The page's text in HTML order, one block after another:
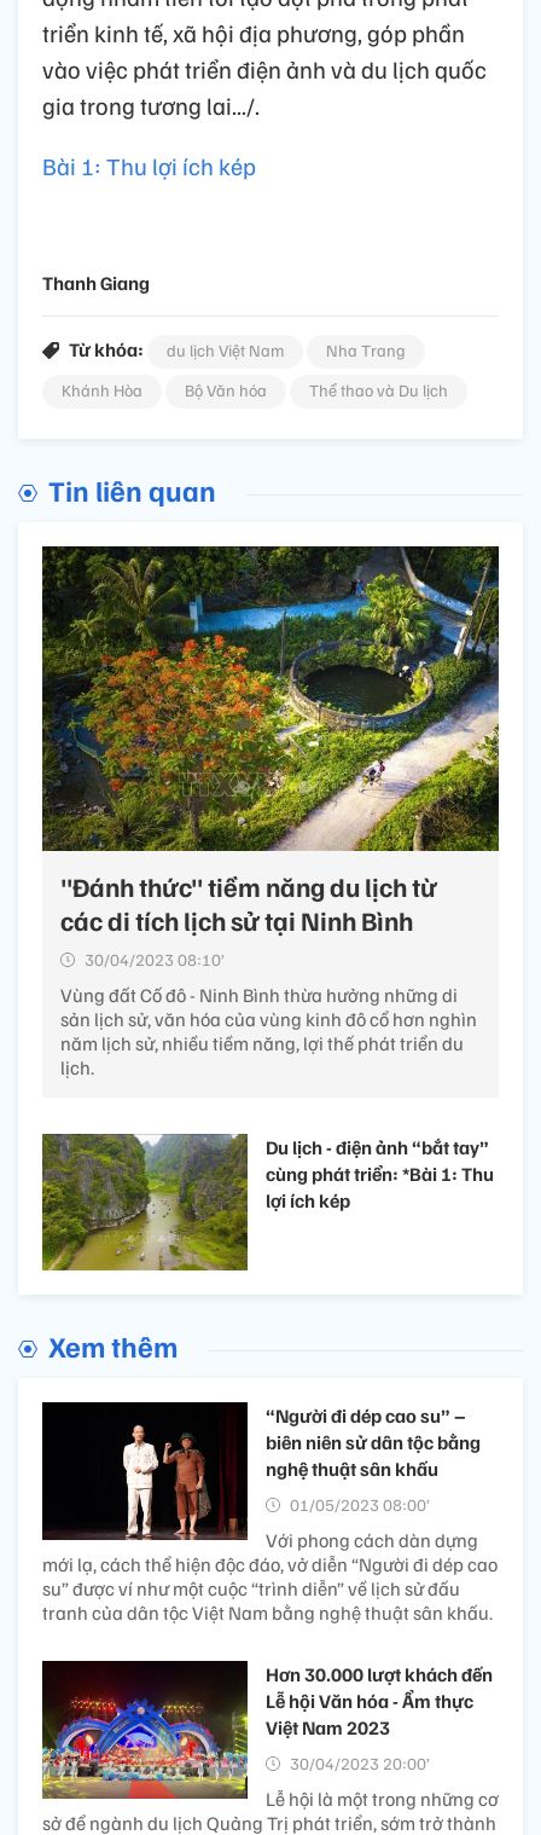
triển kinh tế, xã hội địa phương, góp phần
vào việc phát triển điện ảnh và du lịch quốc
gia trong tương lai.../.
Bài 1: Thu lợi ích kép
Thanh Giang
Từ khóa: du lịch Việt Nam
Nha Trang
Khánh Hòa
Bộ Văn hóa Thể thao và Du lịch
Tin liên quan
"Đánh thức" tiềm năng du lịch từ
các di tích lịch sử tại Ninh Bình
30/04/2023 08:10’
Vùng đất Cố đô - Ninh Bình thừa hưởng những di
sản lịch sử, văn hóa của vùng kinh đô cổ hơn nghìn
năm lịch sử, nhiều tiềm năng, lợi thế phát triển du
lịch.
Du lịch - điện ảnh “bắt tay”
cùng phát triển: *Bài 1: Thu
lợi ích kép
Xem thêm
“Người đi dép cao su” –
biên niên sử dân tộc bằng
nghệ thuật sân khấu
01/05/2023 08:00’
Với phong cách dàn dựng
mới lạ, cách thể hiện độc đáo, vở diễn “Người đi dép cao
su” được ví như một cuộc “trình diễn” về lịch sử đấu
tranh của dân tộc Việt Nam bằng nghệ thuật sân khấu.
Hơn 30.000 lượt khách đến
Lễ hội Văn hóa - Ẩm thực
Việt Nam 2023
30/04/2023 20:00’
Lễ hội là một trong những cơ
sở để ngành du lịch Quảng Trị phát triển, sớm trở thành